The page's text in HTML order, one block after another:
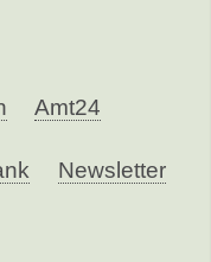
Amt24
Newsletter